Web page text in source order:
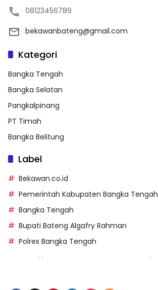
08123456789
bekawanbateng@gmail.com
Kategori
Bangka Tengah
Bangka Selatan
Pangkalpinang
PT Timah
Bangka Belitung
Label
Bekawan.co.id
Pemerintah Kabupaten Bangka Tengah
Bangka Tengah
Bupati Bateng Algafry Rahman
Polres Bangka Tengah